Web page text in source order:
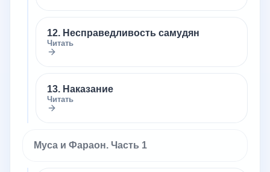
12. Несправедливость самудян
Читать
13. Наказание
Читать
Муса и Фараон. Часть 1